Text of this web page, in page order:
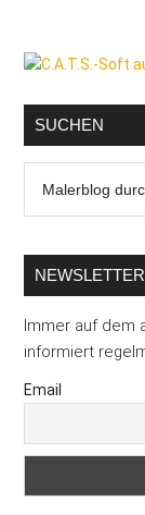
Seitenspalte
SUCHEN
durchsuchen
Immer auf dem
informiert
Email